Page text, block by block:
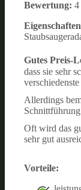
Bewertung: 4
Gutes Preis-
dass sie sehr
Allerdings
Oft wird das
sehr gut
Vorteile: